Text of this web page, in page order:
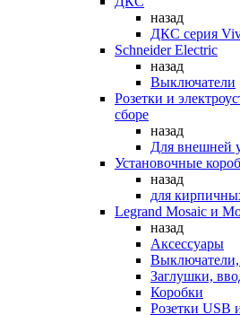
назад
ДКС серия
Schneider Electric
назад
Выключатели
Розетки и
сборе
назад
Для внешней
Установочные
назад
для
Legrand Mosaic и
назад
Аксессуары
Выключатели,
Заглушки,
Коробки
Розетки USB